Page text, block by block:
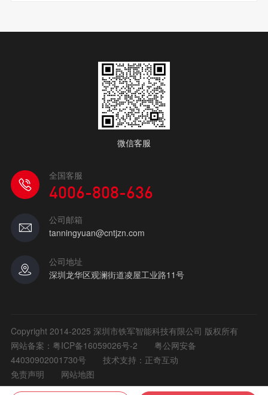
微信客服
全国客服
4006-808-636
公司邮箱
tanningyuan@cntjzn.com
公司地址
深圳龙华区观澜街道凌屋工业路11号
Copyright 2014-2025 深圳市铁军智能科技有限公司 版权所有
网站备案： 粤ICP备16059026号-2
粤公网安备
44030902001730号
技术支持：正奇互动
免责声明
网站地图